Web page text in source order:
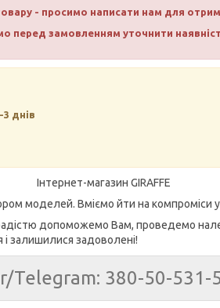
- просимо написати нам для
перед замовленням уточнити
днів
Інтернет-магазин GIRAFFE
моделей. Вміємо йти на компроміси у
допоможемо Вам, проведемо
залишилися задоволені!
Telegram: 380-50-531-